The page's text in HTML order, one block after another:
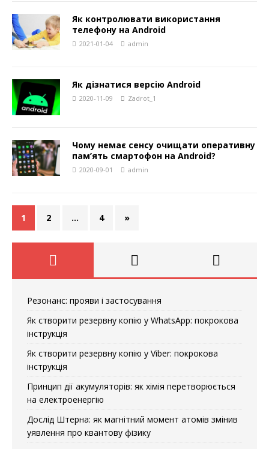
Як контролювати використання
телефону на Android
2021-01-04 admin
Як дізнатися версію Android
2020-11-09 Zadrot_1
Чому немає сенсу очищати оперативну
пам’ять смартофон на Android?
2020-09-01 admin
1 2 … 4 »
Резонанс: прояви і застосування
Як створити резервну копію у WhatsApp: покрокова
інструкція
Як створити резервну копію у Viber: покрокова
інструкція
Принцип дії акумуляторів: як хімія перетворюється
на електроенергію
Дослід Штерна: як магнітний момент атомів змінив
уявлення про квантову фізику